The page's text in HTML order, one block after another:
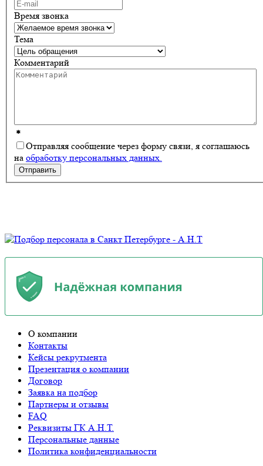
Время звонка
Тема
Комментарий
*
Отправляя сообщение через форму связи, я соглашаюсь
на обработку персональных данных.
Отправить
О компании
Контакты
Кейсы рекрутмента
Презентация о компании
Договор
Заявка на подбор
Партнеры и отзывы
FAQ
Реквизиты ГК А.Н.Т.
Персональные данные
Политика конфиденциальности